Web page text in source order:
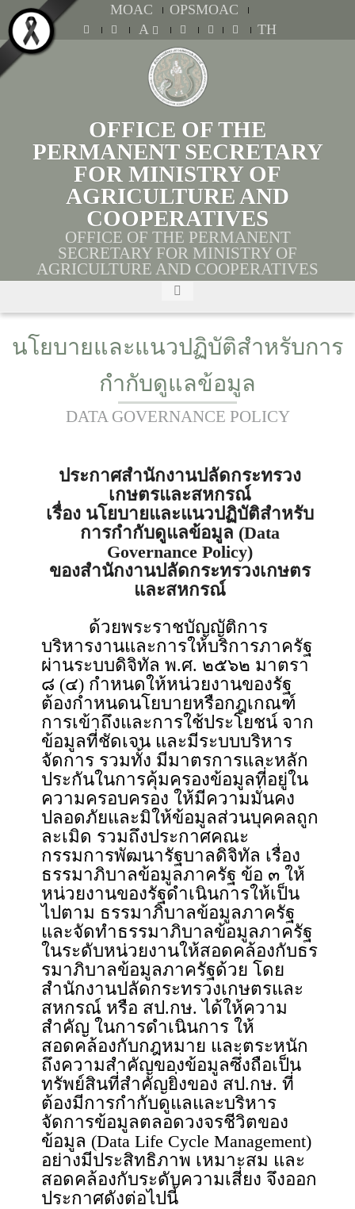
MOAC
OPSMOAC
A
TH
OFFICE OF THE
PERMANENT SECRETARY
FOR MINISTRY OF
AGRICULTURE AND
COOPERATIVES
OFFICE OF THE PERMANENT
SECRETARY FOR MINISTRY OF
AGRICULTURE AND COOPERATIVES
นโยบายและแนวปฏิบัติสำหรับการ
กำกับดูแลข้อมูล
DATA GOVERNANCE POLICY
ประกาศสำนักงานปลัดกระทรวง
เกษตรและสหกรณ์
เรื่อง นโยบายและแนวปฏิบัติสำหรับ
การกำกับดูแลข้อมูล (Data
Governance Policy)
ของสำนักงานปลัดกระทรวงเกษตร
และสหกรณ์
ด้วยพระราชบัญญัติการ
บริหารงานและการให้บริการภาครัฐ
ผ่านระบบดิจิทัล พ.ศ. ๒๕๖๒ มาตรา
๘ (๔) กำหนดให้หน่วยงานของรัฐ
ต้องกำหนดนโยบายหรือกฎเกณฑ์
การเข้าถึงและการใช้ประโยชน์ จาก
ข้อมูลที่ชัดเจน และมีระบบบริหาร
จัดการ รวมทั้ง มีมาตรการและหลัก
ประกันในการคุ้มครองข้อมูลที่อยู่ใน
ความครอบครอง ให้มีความมั่นคง
ปลอดภัยและมิให้ข้อมูลส่วนบุคคลถูก
ละเมิด รวมถึงประกาศคณะ
กรรมการพัฒนารัฐบาลดิจิทัล เรื่อง
ธรรมาภิบาลข้อมูลภาครัฐ ข้อ ๓ ให้
หน่วยงานของรัฐดำเนินการให้เป็น
ไปตาม ธรรมาภิบาลข้อมูลภาครัฐ
และจัดทำธรรมาภิบาลข้อมูลภาครัฐ
ในระดับหน่วยงานให้สอดคล้องกับธร
รมาภิบาลข้อมูลภาครัฐด้วย โดย
สำนักงานปลัดกระทรวงเกษตรและ
สหกรณ์ หรือ สป.กษ. ได้ให้ความ
สำคัญ ในการดำเนินการ ให้
สอดคล้องกับกฎหมาย และตระหนัก
ถึงความสำคัญของข้อมูลซึ่งถือเป็น
ทรัพย์สินที่สำคัญยิ่งของ สป.กษ. ที่
ต้องมีการกำกับดูแลและบริหาร
จัดการข้อมูลตลอดวงจรชีวิตของ
ข้อมูล (Data Life Cycle Management)
อย่างมีประสิทธิภาพ เหมาะสม และ
สอดคล้องกับระดับความเสี่ยง จึงออก
ประกาศดังต่อไปนี้